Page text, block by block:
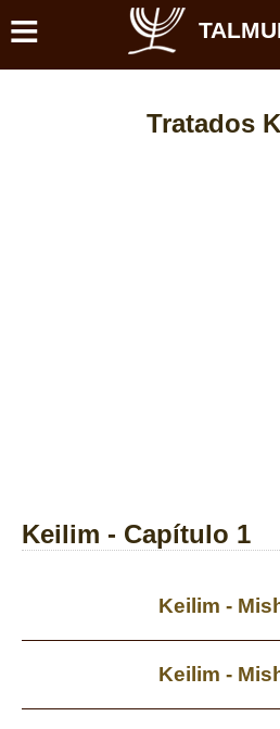
≡
Tratados
Keilim - Capítulo 1
Keilim -
Keilim -